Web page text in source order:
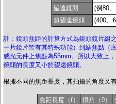
望遠鏡頭
(例80
超望遠鏡頭
(400、
註：鏡頭焦距的計算方式為鏡頭鏡片組
一片鏡片皆有其特殊功能）到結焦點（
感光元件上焦點為55mm。所以大致上
鏡頭的長度又小於望遠鏡頭。
根據不同的焦距長度，其拍攝的角度又
焦距長度（f） 攝角（θ）